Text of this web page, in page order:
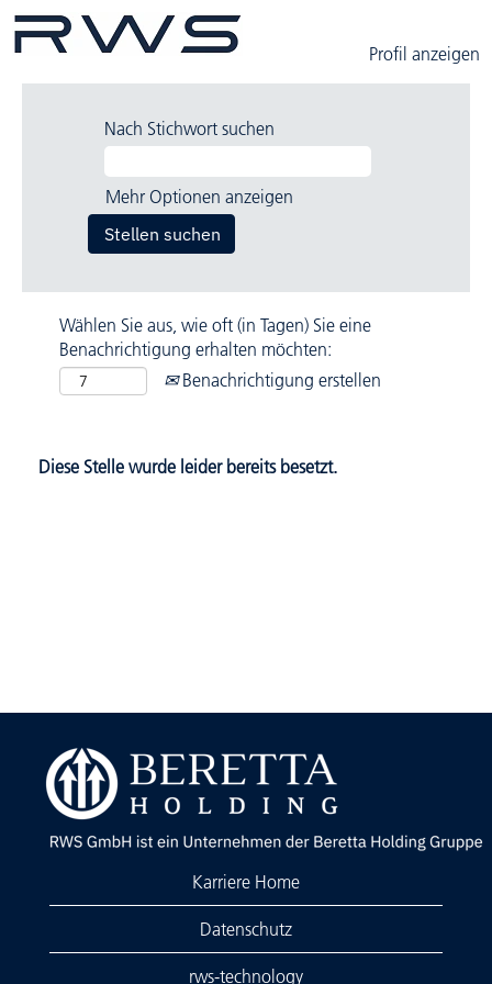
Profil anzeigen
Nach Stichwort suchen
Mehr Optionen anzeigen
Wählen Sie aus, wie oft (in Tagen) Sie eine
Benachrichtigung erhalten möchten:
Benachrichtigung erstellen
Diese Stelle wurde leider bereits besetzt.
Karriere Home
Datenschutz
rws-technology